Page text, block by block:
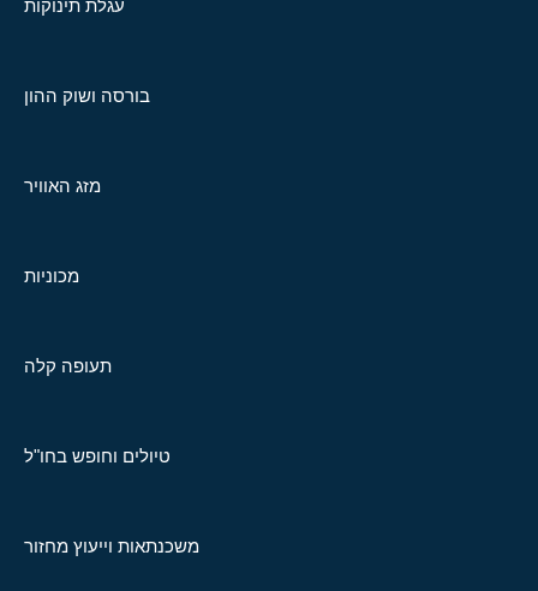
עגלת תינוקות
בורסה ושוק ההון
מזג האוויר
מכוניות
תעופה קלה
טיולים וחופש בחו"ל
משכנתאות וייעוץ מחזור